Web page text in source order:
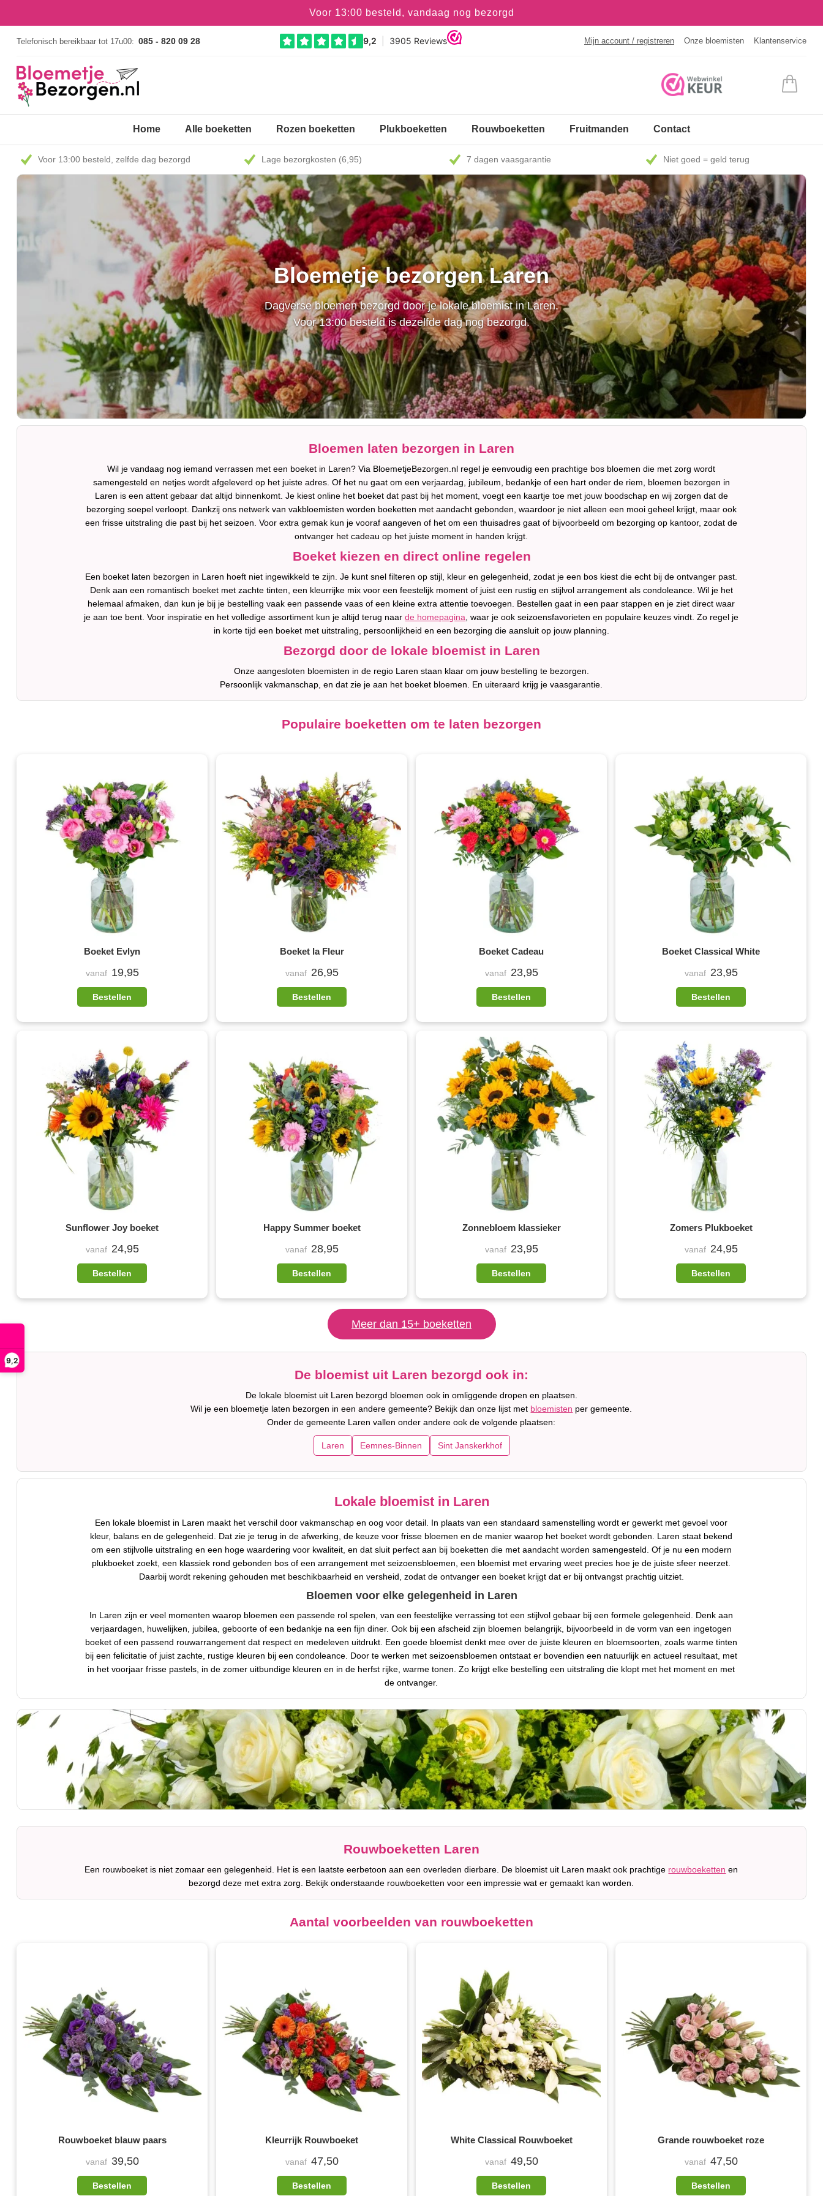
9,2
Voor 13:00 besteld, vandaag nog bezorgd
Telefonisch bereikbaar tot 17u00: 085 - 820 09 28 Mijn account / registreren Onze bloemisten Klantenservice
Home Alle boeketten Rozen boeketten Plukboeketten Rouwboeketten Fruitmanden Contact
Voor 13:00 besteld, zelfde dag bezorgd Lage bezorgkosten (6,95) 7 dagen vaasgarantie Niet goed = geld terug
Bloemetje bezorgen Laren
Dagverse bloemen bezorgd door je lokale bloemist in Laren.
Voor 13:00 besteld is dezelfde dag nog bezorgd.
Bloemen laten bezorgen in Laren
Wil je vandaag nog iemand verrassen met een boeket in Laren? Via BloemetjeBezorgen.nl regel je eenvoudig een prachtige bos bloemen die met zorg wordt
samengesteld en netjes wordt afgeleverd op het juiste adres. Of het nu gaat om een verjaardag, jubileum, bedankje of een hart onder de riem, bloemen bezorgen in
Laren is een attent gebaar dat altijd binnenkomt. Je kiest online het boeket dat past bij het moment, voegt een kaartje toe met jouw boodschap en wij zorgen dat de
bezorging soepel verloopt. Dankzij ons netwerk van vakbloemisten worden boeketten met aandacht gebonden, waardoor je niet alleen een mooi geheel krijgt, maar ook
een frisse uitstraling die past bij het seizoen. Voor extra gemak kun je vooraf aangeven of het om een thuisadres gaat of bijvoorbeeld om bezorging op kantoor, zodat de
ontvanger het cadeau op het juiste moment in handen krijgt.
Boeket kiezen en direct online regelen
Een boeket laten bezorgen in Laren hoeft niet ingewikkeld te zijn. Je kunt snel filteren op stijl, kleur en gelegenheid, zodat je een bos kiest die echt bij de ontvanger past.
Denk aan een romantisch boeket met zachte tinten, een kleurrijke mix voor een feestelijk moment of juist een rustig en stijlvol arrangement als condoleance. Wil je het
helemaal afmaken, dan kun je bij je bestelling vaak een passende vaas of een kleine extra attentie toevoegen. Bestellen gaat in een paar stappen en je ziet direct waar
je aan toe bent. Voor inspiratie en het volledige assortiment kun je altijd terug naarde homepagina , waar je ook seizoensfavorieten en populaire keuzes vindt. Zo regel je
in korte tijd een boeket met uitstraling, persoonlijkheid en een bezorging die aansluit op jouw planning.
Bezorgd door de lokale bloemist in Laren
Onze aangesloten bloemisten in de regio Laren staan klaar om jouw bestelling te bezorgen.
Persoonlijk vakmanschap, en dat zie je aan het boeket bloemen. En uiteraard krijg je vaasgarantie.
Populaire boeketten om te laten bezorgen
Boeket Evlyn
vanaf 19,95
Bestellen
Boeket la Fleur
vanaf 26,95
Bestellen
Boeket Cadeau
vanaf 23,95
Bestellen
Boeket Classical White
vanaf 23,95
Bestellen
Sunflower Joy boeket
vanaf 24,95
Bestellen
Happy Summer boeket
vanaf 28,95
Bestellen
Zonnebloem klassieker
vanaf 23,95
Bestellen
Zomers Plukboeket
vanaf 24,95
Bestellen
Meer dan 15+ boeketten
De bloemist uit Laren bezorgd ook in:
De lokale bloemist uit Laren bezorgd bloemen ook in omliggende dropen en plaatsen.
Wil je een bloemetje laten bezorgen in een andere gemeente? Bekijk dan onze lijst met bloemisten per gemeente.
Onder de gemeente Laren vallen onder andere ook de volgende plaatsen:
Laren Eemnes-Binnen Sint Janskerkhof
Lokale bloemist in Laren
Een lokale bloemist in Laren maakt het verschil door vakmanschap en oog voor detail. In plaats van een standaard samenstelling wordt er gewerkt met gevoel voor
kleur, balans en de gelegenheid. Dat zie je terug in de afwerking, de keuze voor frisse bloemen en de manier waarop het boeket wordt gebonden. Laren staat bekend
om een stijlvolle uitstraling en een hoge waardering voor kwaliteit, en dat sluit perfect aan bij boeketten die met aandacht worden samengesteld. Of je nu een modern
plukboeket zoekt, een klassiek rond gebonden bos of een arrangement met seizoensbloemen, een bloemist met ervaring weet precies hoe je de juiste sfeer neerzet.
Daarbij wordt rekening gehouden met beschikbaarheid en versheid, zodat de ontvanger een boeket krijgt dat er bij ontvangst prachtig uitziet.
Bloemen voor elke gelegenheid in Laren
In Laren zijn er veel momenten waarop bloemen een passende rol spelen, van een feestelijke verrassing tot een stijlvol gebaar bij een formele gelegenheid. Denk aan
verjaardagen, huwelijken, jubilea, geboorte of een bedankje na een fijn diner. Ook bij een afscheid zijn bloemen belangrijk, bijvoorbeeld in de vorm van een ingetogen
boeket of een passend rouwarrangement dat respect en medeleven uitdrukt. Een goede bloemist denkt mee over de juiste kleuren en bloemsoorten, zoals warme tinten
bij een felicitatie of juist zachte, rustige kleuren bij een condoleance. Door te werken met seizoensbloemen ontstaat er bovendien een natuurlijk en actueel resultaat, met
in het voorjaar frisse pastels, in de zomer uitbundige kleuren en in de herfst rijke, warme tonen. Zo krijgt elke bestelling een uitstraling die klopt met het moment en met
de ontvanger.
Rouwboeketten Laren
Een rouwboeket is niet zomaar een gelegenheid. Het is een laatste eerbetoon aan een overleden dierbare. De bloemist uit Laren maakt ook prachtige rouwboeketten en
bezorgd deze met extra zorg. Bekijk onderstaande rouwboeketten voor een impressie wat er gemaakt kan worden.
Aantal voorbeelden van rouwboeketten
Rouwboeket blauw paars
vanaf 39,50
Bestellen
Kleurrijk Rouwboeket
vanaf 47,50
Bestellen
White Classical Rouwboeket
vanaf 49,50
Bestellen
Grande rouwboeket roze
vanaf 47,50
Bestellen